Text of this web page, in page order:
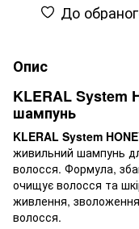
До
Опис
KLERAL System
шампунь
KLERAL System
живильний шампунь
волосся. Формула,
очищує волосся та
живлення,
волосся.